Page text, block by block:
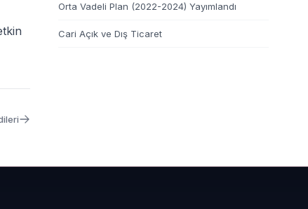
Orta Vadeli Plan (2022-2024) Yayımlandı
Cari Açık ve Dış Ticaret